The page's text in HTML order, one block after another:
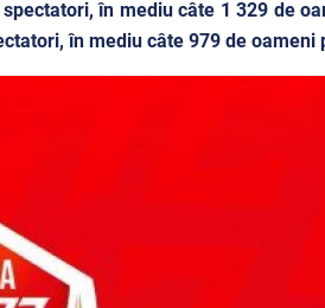
în mediu câte 1 329 de
în mediu câte 979 de oameni